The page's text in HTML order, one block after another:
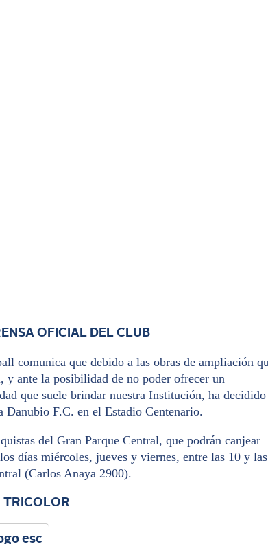
OFICIAL DEL CLUB
comunica que debido a las obras de ampliación
y ante la posibilidad de no poder ofrecer un
que suele brindar nuestra Institución, ha decidido
F.C. en el Estadio Centenario.
del Gran Parque Central, que podrán canjear
días miércoles, jueves y viernes, entre las 10 y las
(Carlos Anaya 2900).
TRICOLOR